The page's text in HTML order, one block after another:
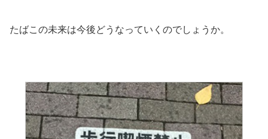
たばこの未来は今後どうなっていくのでしょうか。